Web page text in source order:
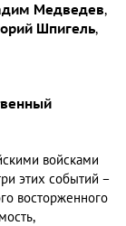
Медведев,
Шпигель,
войсками
этих событий –
восторженного